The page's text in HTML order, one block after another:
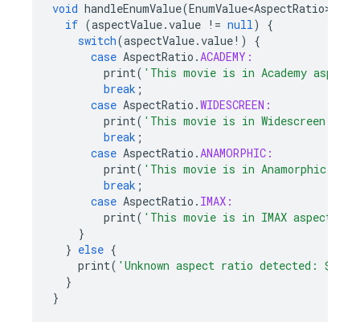
void handleEnumValue(EnumValue<AspectRatio>
if (aspectValue.value != null)
{
switch(aspectValue.value! )
{
case AspectRatio .ACADEMY:
print( 'This movie is in Academy aspect'
break ;
case AspectRatio .WIDESCREEN:
print( 'This movie is in Widescreen
break ;
case AspectRatio .ANAMORPHIC:
print( 'This movie is in Anamorphic
break ;
case AspectRatio . IMAX:
print( 'This movie is in IMAX aspect'
}
} else {
print( 'Unknown aspect ratio detected: ${
}
}